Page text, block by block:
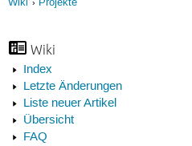
Wiki Projekte
Wiki
Index
Letzte Änderungen
Liste neuer Artikel
Übersicht
FAQ